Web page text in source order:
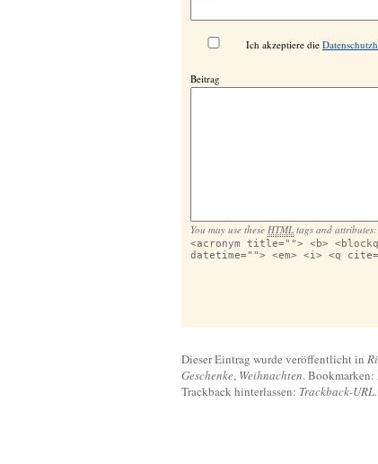
Ich akzeptiere die
Beitrag
You may use these HTML tags and attributes:
<acronym title=""> <b>
datetime=""> <em> <i> <q
Dieser Eintrag wurde veröffentlicht in
Geschenke, Weihnachten. Bookmarken:
Trackback hinterlassen: Trackback-URL.